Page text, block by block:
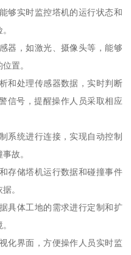
够实时监控塔机的运行状态和
器，如激光、摄像头等，能够
置。
和处理传感器数据，实时判断
信号，提醒操作人员采取相应
系统进行连接，实现自动控制
故。
存储塔机运行数据和碰撞事件
。
具体工地的需求进行定制和扩
化界面，方便操作人员实时监